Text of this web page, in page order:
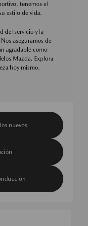
tenemos el
estilo de vida.
del servicio y la
aseguramos de
agradable como
Mazda. Explora
hoy mismo.
nuevos